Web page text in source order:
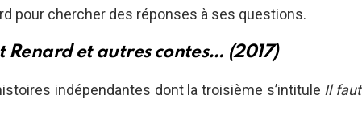
pour chercher des réponses à ses questions.
Renard et autres contes… (2017)
indépendantes dont la troisième s’intitule Il faut